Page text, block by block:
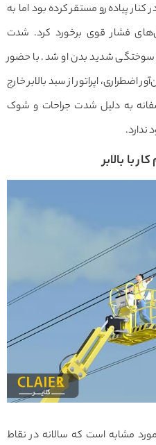
قابل یدک را در کنار پیاده‌رو مستقر کرده بود اما به
فشار قوی برخورد کرد. شدت
سوختگی شدید بدن او شد. با حضور
اپراتور از سبد بالابر خارج
به دلیل شدت جراحات و شوک
ندارد.
با بالابر
مشابه است که سالانه در نقاط